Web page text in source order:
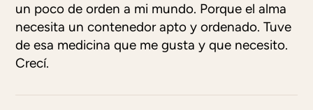
un poco de orden a mi mundo. Porque el alma
necesita un contenedor apto y ordenado. Tuve
de esa medicina que me gusta y que necesito.
Crecí.